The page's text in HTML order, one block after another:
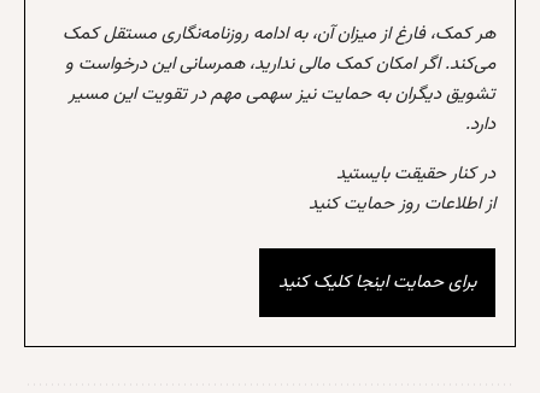
هر کمک، فارغ از میزان آن، به ادامه روزنامه‌نگاری مستقل کمک
می‌کند. اگر امکان کمک مالی ندارید، همرسانی این درخواست و
تشویق دیگران به حمایت نیز سهمی مهم در تقویت این مسیر
دارد.
در کنار حقیقت بایستید
از اطلاعات روز حمایت کنید
برای حمایت اینجا کلیک کنید